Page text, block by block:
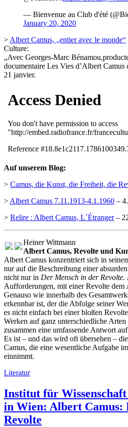
— Bienvenue au Club d'été
January 20, 2020
> Albert Camus, „entier avec le monde“
Culture:
„Avec Georges-Marc
documentaire Les Vies d’Albert Camus
21 janvier.
Auf unserem Blog:
> Camus, die Kunst, die Freiheit, die
> Albert Camus 7.11.1913-4.1.1960 –
> Relire : Albert Camus, L´Étranger–
Heiner Wittmann
Albert Camus, Revolte und
Albert Camus konzentriert sich in
nur auf die Beschreibung einer
nicht nur in Der Mensch in der Revolte.
Aufforderungen, mit einer Revolte dem
Genauso wie innerhalb des
erkennbar ist, der die Abfolge seiner
es nicht einfach bei einer bloßen
Werken auf ganz unterschiedliche
zusammen eine umfassende Antwort
Es ist – und das wird oft übersehen –
Camus, die eine wesentliche Aufgabe
einnimmt.
Literatur
Institut für
in Wien: Albert Camus:
Revolte